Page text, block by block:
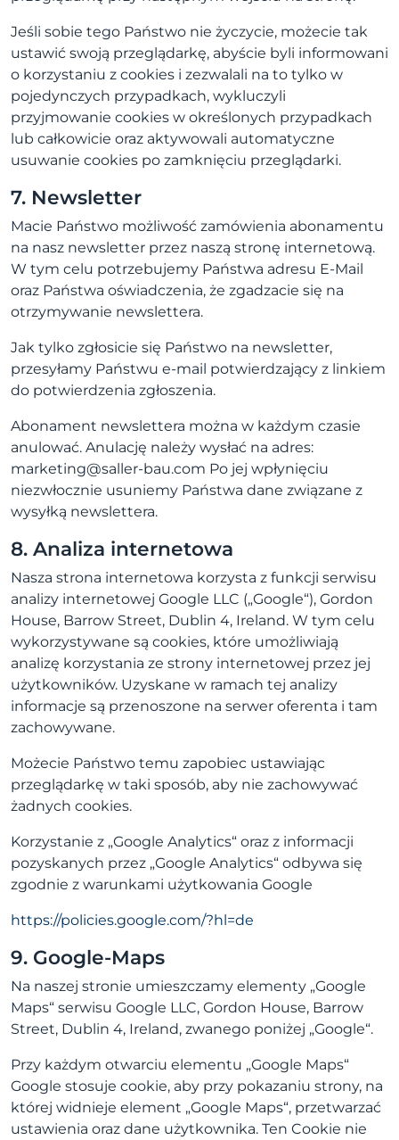
Jeśli sobie tego Państwo nie życzycie, możecie tak
ustawić swoją przeglądarkę, abyście byli informowani
o korzystaniu z cookies i zezwalali na to tylko w
pojedynczych przypadkach, wykluczyli
przyjmowanie cookies w określonych przypadkach
lub całkowicie oraz aktywowali automatyczne
usuwanie cookies po zamknięciu przeglądarki.
7. Newsletter
Macie Państwo możliwość zamówienia abonamentu
na nasz newsletter przez naszą stronę internetową.
W tym celu potrzebujemy Państwa adresu E-Mail
oraz Państwa oświadczenia, że zgadzacie się na
otrzymywanie newslettera.
Jak tylko zgłosicie się Państwo na newsletter,
przesyłamy Państwu e-mail potwierdzający z linkiem
do potwierdzenia zgłoszenia.
Abonament newslettera można w każdym czasie
anulować. Anulację należy wysłać na adres:
marketing@saller-bau.com Po jej wpłynięciu
niezwłocznie usuniemy Państwa dane związane z
wysyłką newslettera.
8. Analiza internetowa
Nasza strona internetowa korzysta z funkcji serwisu
analizy internetowej Google LLC („Google“), Gordon
House, Barrow Street, Dublin 4, Ireland. W tym celu
wykorzystywane są cookies, które umożliwiają
analizę korzystania ze strony internetowej przez jej
użytkowników. Uzyskane w ramach tej analizy
informacje są przenoszone na serwer oferenta i tam
zachowywane.
Możecie Państwo temu zapobiec ustawiając
przeglądarkę w taki sposób, aby nie zachowywać
żadnych cookies.
Korzystanie z „Google Analytics“ oraz z informacji
pozyskanych przez „Google Analytics“ odbywa się
zgodnie z warunkami użytkowania Google
https://policies.google.com/?hl=de
9. Google-Maps
Na naszej stronie umieszczamy elementy „Google
Maps“ serwisu Google LLC, Gordon House, Barrow
Street, Dublin 4, Ireland, zwanego poniżej „Google“.
Przy każdym otwarciu elementu „Google Maps“
Google stosuje cookie, aby przy pokazaniu strony, na
której widnieje element „Google Maps“, przetwarzać
ustawienia oraz dane użytkownika. Ten Cookie nie